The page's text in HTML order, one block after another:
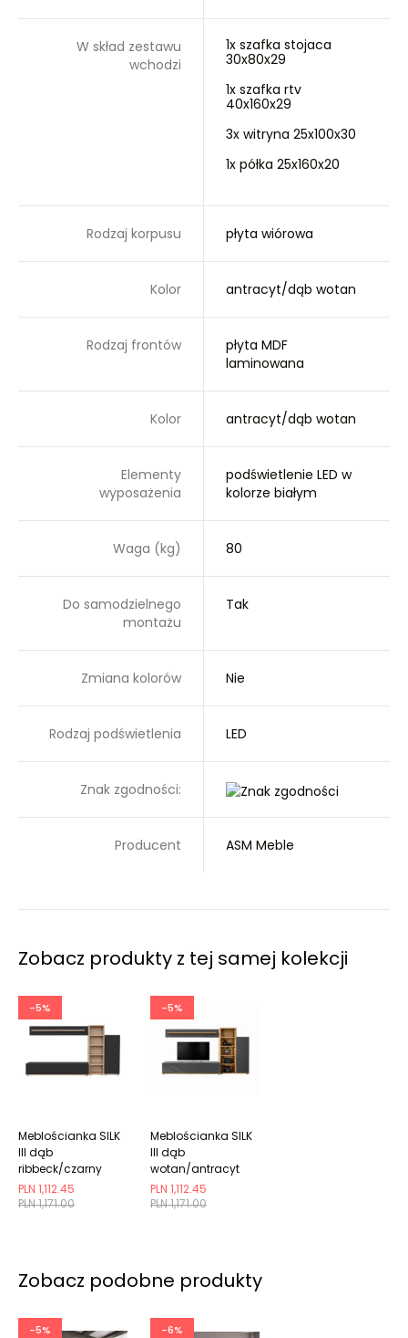
W skład zestawu
wchodzi
1x szafka stojaca
30x80x29
1x szafka rtv
40x160x29
3x witryna 25x100x30
1x półka 25x160x20
Rodzaj korpusu płyta wiórowa
Kolor antracyt/dąb wotan
Rodzaj frontów
płyta MDF
laminowana
Kolor antracyt/dąb wotan
Elementy
wyposażenia
podświetlenie LED w
kolorze białym
Waga (kg) 80
Do samodzielnego
montażu
Tak
Zmiana kolorów Nie
Rodzaj podświetlenia LED
Znak zgodności:
Producent ASM Meble
Zobacz produkty z tej samej kolekcji
-5%
PLN 1,171.00
PLN 1,112.45
Meblościanka SILK
III dąb
ribbeck/czarny
mat
-5%
PLN 1,171.00
PLN 1,112.45
Meblościanka SILK
III dąb
wotan/antracyt
Zobacz podobne produkty
-5% -6%